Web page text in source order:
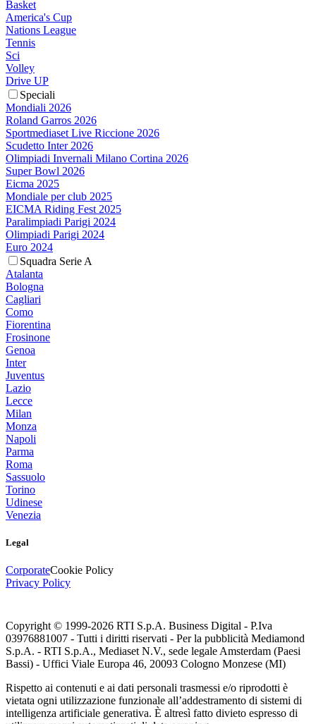
Basket
America's Cup
Nations League
Tennis
Sci
Volley
Drive UP
Speciali
Mondiali 2026
Roland Garros 2026
Sportmediaset Live Riccione 2026
Scudetto Inter 2026
Olimpiadi Invernali Milano Cortina 2026
Super Bowl 2026
Eicma 2025
Mondiale per club 2025
EICMA Riding Fest 2025
Paralimpiadi Parigi 2024
Olimpiadi Parigi 2024
Euro 2024
Squadra Serie A
Atalanta
Bologna
Cagliari
Como
Fiorentina
Frosinone
Genoa
Inter
Juventus
Lazio
Lecce
Milan
Monza
Napoli
Parma
Roma
Sassuolo
Torino
Udinese
Venezia
Legal
CorporateCookie Policy
Privacy Policy
Copyright © 1999-2026 RTI S.p.A. Business Digital - P.Iva
03976881007 - Tutti i diritti riservati - Per la pubblicità Mediamond
S.p.A. - RTI S.p.A., Mediaset N.V., sede legale Amsterdam (Paesi
Bassi) - Uffici Viale Europa 46, 20093 Cologno Monzese (MI)
Rispetto ai contenuti e ai dati personali trasmessi e/o riprodotti è
vietata ogni utilizzazione funzionale all’addestramento di sistemi di
intelligenza artificiale generativa. È altresì fatto divieto espresso di